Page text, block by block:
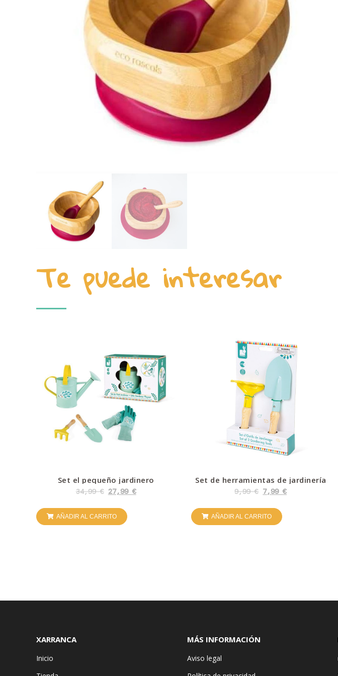
Te puede interesar
Set el pequeño jardinero
34,99€ 27,99 €
AÑADIR AL CARRITO
Set de herramientas de jardinería
9,99€ 7,99€
AÑADIR AL CARRITO
XARRANCA
Inicio
MÁS INFORMACIÓN
Aviso legal